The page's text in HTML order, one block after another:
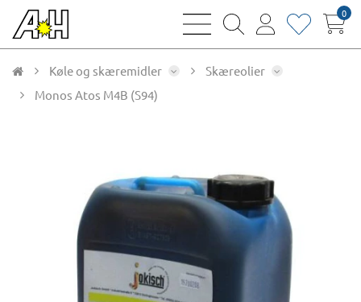
bars
magnifying
user
heart0
Køle og skæremidler
Skæreolier
Monos Atos M4B (S94)